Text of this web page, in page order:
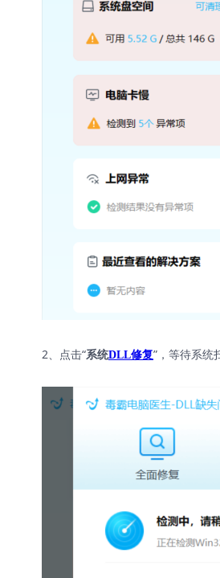
2、点击“系统DLL修复”，等待系统